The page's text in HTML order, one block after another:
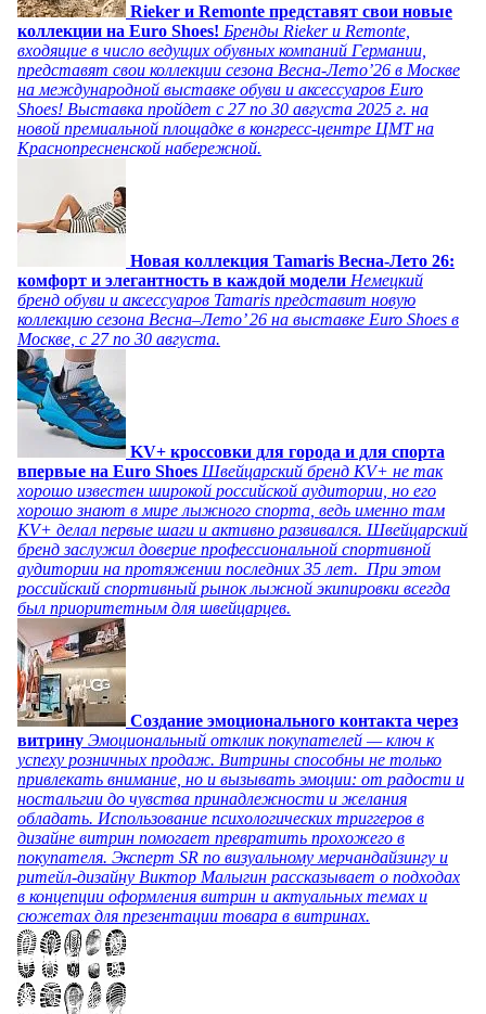
Rieker и Remonte представят свои новые
коллекции на Euro Shoes! Бренды Rieker и Remonte,
входящие в число ведущих обувных компаний Германии,
представят свои коллекции сезона Весна-Лето’26 в Москве
на международной выставке обуви и аксессуаров Euro
Shoes! Выставка пройдет c 27 по 30 августа 2025 г. на
новой премиальной площадке в конгресс-центре ЦМТ на
Краснопресненской набережной.
Новая коллекция Tamaris Весна-Лето 26:
комфорт и элегантность в каждой модели Немецкий
бренд обуви и аксессуаров Tamaris представит новую
коллекцию сезона Весна–Лето’ 26 на выставке Euro Shoes в
Москве, с 27 по 30 августа.
KV+ кроссовки для города и для спорта
впервые на Euro Shoes Швейцарский бренд KV+ не так
хорошо известен широкой российской аудитории, но его
хорошо знают в мире лыжного спорта, ведь именно там
KV+ делал первые шаги и активно развивался. Швейцарский
бренд заслужил доверие профессиональной спортивной
аудитории на протяжении последних 35 лет. При этом
российский спортивный рынок лыжной экипировки всегда
был приоритетным для швейцарцев.
Создание эмоционального контакта через
витрину Эмоциональный отклик покупателей — ключ к
успеху розничных продаж. Витрины способны не только
привлекать внимание, но и вызывать эмоции: от радости и
ностальгии до чувства принадлежности и желания
обладать. Использование психологических триггеров в
дизайне витрин помогает превратить прохожего в
покупателя. Эксперт SR по визуальному мерчандайзингу и
ритейл-дизайну Виктор Малыгин рассказывает о подходах
в концепции оформления витрин и актуальных темах и
сюжетах для презентации товара в витринах.